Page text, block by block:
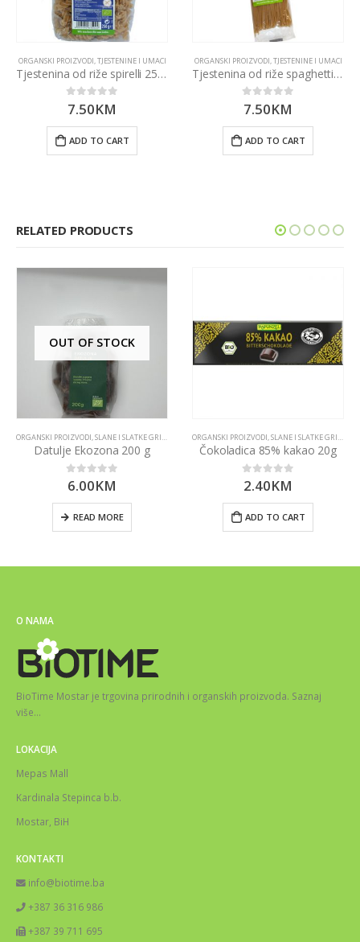
ORGANSKI PROIZVODI,TJESTENINE I UMACI
Tjestenina od riže spirelli 250g
0out of 5
7.50KM
ADD TO CART
ORGANSKI PROIZVODI,TJESTENINE I UMACI
Tjestenina od riže spaghetti 250g
0out of 5
7.50KM
ADD TO CART
RELATED PRODUCTS
OUT OF STOCK
ORGANSKI PROIZVODI,SLANE I SLATKE GRICKALICE
Datulje Ekozona 200 g
0out of 5
6.00KM
READ MORE
ORGANSKI PROIZVODI,SLANE I SLATKE GRICKALICE
Čokoladica 85% kakao 20g
0out of 5
2.40KM
ADD TO CART
O NAMA
BioTime Mostar je trgovina prirodnih i organskih proizvoda. Saznaj
više…
LOKACIJA
Mepas Mall
Kardinala Stepinca b.b.
Mostar, BiH
KONTAKTI
info@biotime.ba
+387 36 316 986
+387 39 711 695